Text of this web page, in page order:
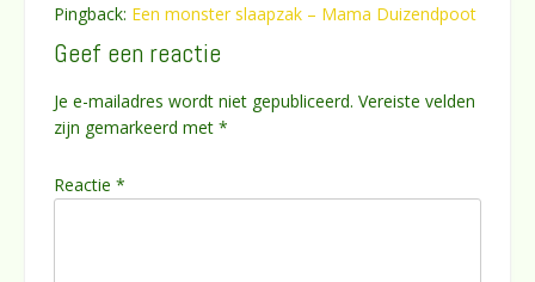
Pingback: Een monster slaapzak – Mama Duizendpoot
Geef een reactie
Je e-mailadres wordt niet gepubliceerd. Vereiste velden
zijn gemarkeerd met *
Reactie *